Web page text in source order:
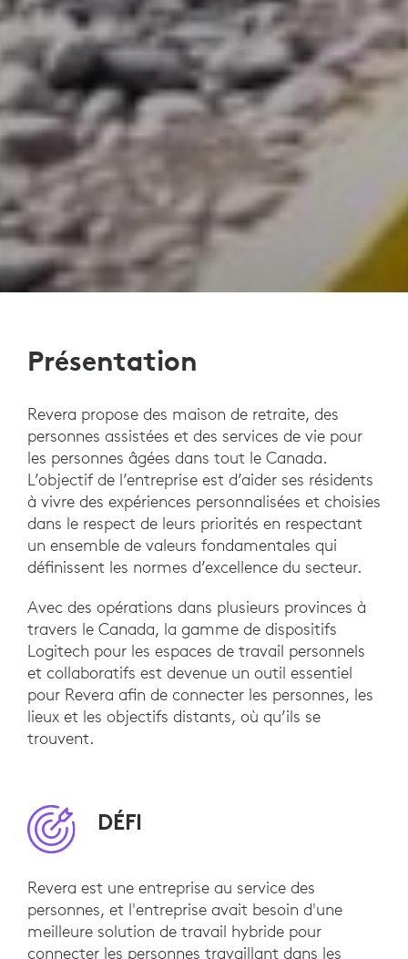
Présentation
Revera propose des maison de retraite, des
personnes assistées et des services de vie pour
les personnes âgées dans tout le Canada.
L’objectif de l’entreprise est d’aider ses résidents
à vivre des expériences personnalisées et choisies
dans le respect de leurs priorités en respectant
un ensemble de valeurs fondamentales qui
définissent les normes d’excellence du secteur.
Avec des opérations dans plusieurs provinces à
travers le Canada, la gamme de dispositifs
Logitech pour les espaces de travail personnels
et collaboratifs est devenue un outil essentiel
pour Revera afin de connecter les personnes, les
lieux et les objectifs distants, où qu’ils se
trouvent.
DÉFI
Revera est une entreprise au service des
personnes, et l'entreprise avait besoin d'une
meilleure solution de travail hybride pour
connecter les personnes travaillant dans les